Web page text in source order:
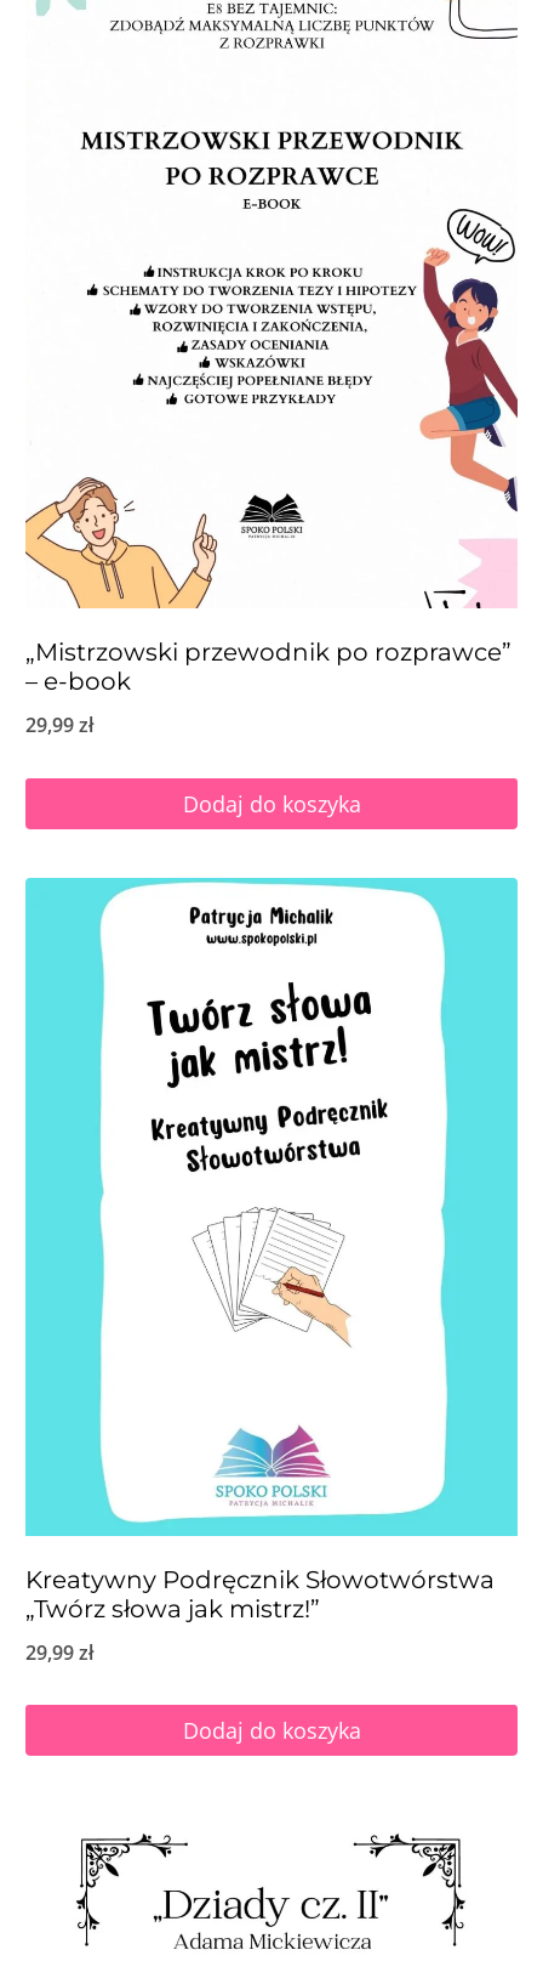
„Mistrzowski przewodnik po rozprawce”
– e-book
29,99zł
Dodaj do koszyka
Kreatywny Podręcznik Słowotwórstwa
„Twórz słowa jak mistrz!”
29,99zł
Dodaj do koszyka